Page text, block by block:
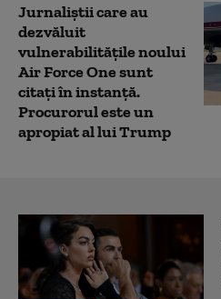
Jurnaliştii care au
dezvăluit
vulnerabilităţile noului
Air Force One sunt
citaţi în instanţă.
Procurorul este un
apropiat al lui Trump